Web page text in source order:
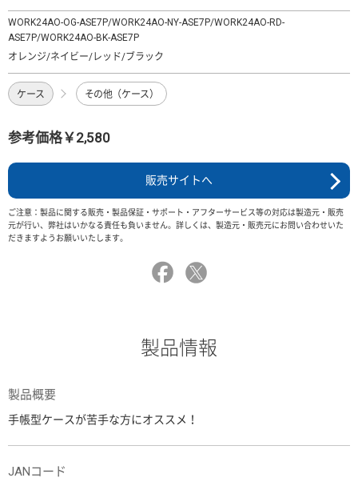
WORK24AO-OG-ASE7P/WORK24AO-NY-ASE7P/WORK24AO-RD-
ASE7P/WORK24AO-BK-ASE7P
オレンジ/ネイビー/レッド/ブラック
ケース その他（ケース）
参考価格￥2,580
販売サイトへ
ご注意：製品に関する販売・製品保証・サポート・アフターサービス等の対応は製造元・販売
元が行い、弊社はいかなる責任も負いません。詳しくは、製造元・販売元にお問い合わせいた
だきますようお願いいたします。
製品情報
製品概要
手帳型ケースが苦手な方にオススメ！
JANコード